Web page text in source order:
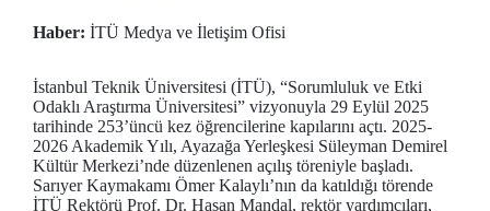
Haber: İTÜ Medya ve İletişim Ofisi
İstanbul Teknik Üniversitesi (İTÜ), “Sorumluluk ve Etki
Odaklı Araştırma Üniversitesi” vizyonuyla 29 Eylül 2025
tarihinde 253’üncü kez öğrencilerine kapılarını açtı. 2025-
2026 Akademik Yılı, Ayazağa Yerleşkesi Süleyman Demirel
Kültür Merkezi’nde düzenlenen açılış töreniyle başladı.
Sarıyer Kaymakamı Ömer Kalaylı’nın da katıldığı törende
İTÜ Rektörü Prof. Dr. Hasan Mandal, rektör yardımcıları,